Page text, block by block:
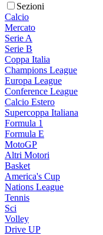
Sezioni
Calcio
Mercato
Serie A
Serie B
Coppa Italia
Champions League
Europa League
Conference League
Calcio Estero
Supercoppa Italiana
Formula 1
Formula E
MotoGP
Altri Motori
Basket
America's Cup
Nations League
Tennis
Sci
Volley
Drive UP